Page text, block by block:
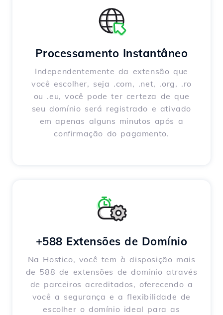
Processamento Instantâneo
Independentemente da extensão que
você escolher, seja .com, .net, .org, .ro
ou .eu, você pode ter certeza de que
seu domínio será registrado e ativado
em apenas alguns minutos após a
confirmação do pagamento.
+588 Extensões de Domínio
Na Hostico, você tem à disposição mais
de 588 de extensões de domínio através
de parceiros acreditados, oferecendo a
você a segurança e a flexibilidade de
escolher o domínio ideal para as